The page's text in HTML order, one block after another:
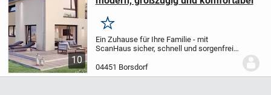
10
Merken
Ein Zuhause für Ihre Familie - mit
ScanHaus sicher, schnell und sorgenfrei
eines Einfamilienhauses mehr als ein
Bauprojekt - es ist der Wunsch nach
04451 Borsdorf